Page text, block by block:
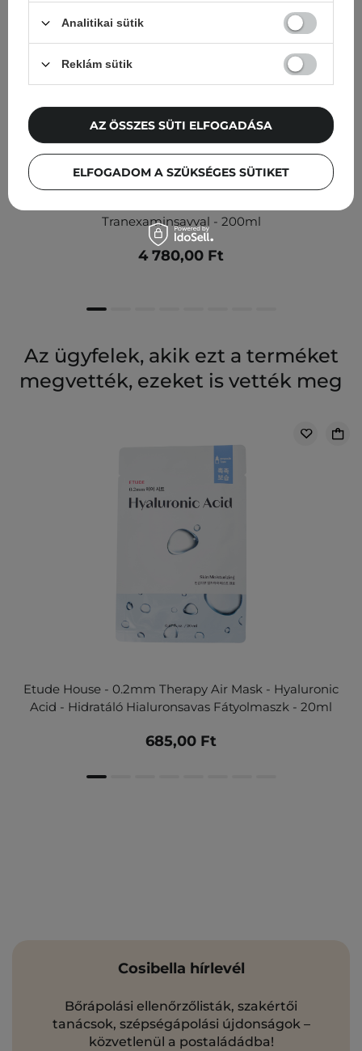
Tranexaminsavval - 200ml
4 780,00 Ft
Az ügyfelek, akik ezt a terméket
megvették, ezeket is vették meg
Etude House - 0.2mm Therapy Air Mask - Hyaluronic
Acid - Hidratáló Hialuronsavas Fátyolmaszk - 20ml
685,00 Ft
Cosibella hírlevél
Bőrápolási ellenőrzőlisták, szakértői
tanácsok, szépségápolási újdonságok –
közvetlenül a postaládádba!
Analitikai sütik
Reklám sütik
ELFOGADOM A SZÜKSÉGES SÜTIKET
AZ ÖSSZES SÜTI ELFOGADÁSA